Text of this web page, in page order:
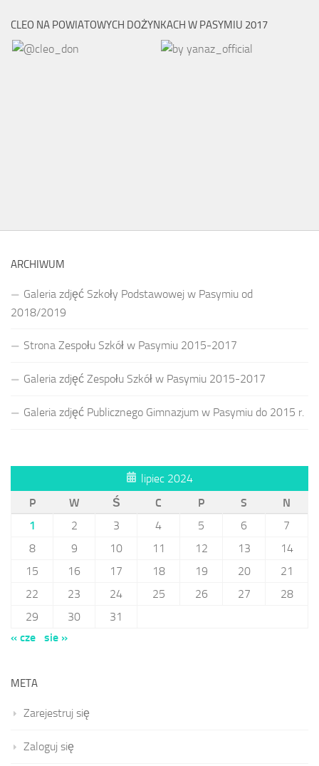
CLEO NA POWIATOWYCH DOŻYNKACH W PASYMIU 2017
ARCHIWUM
Galeria zdjęć Szkoły Podstawowej w Pasymiu od
2018/2019
Strona Zespołu Szkół w Pasymiu 2015-2017
Galeria zdjęć Zespołu Szkół w Pasymiu 2015-2017
Galeria zdjęć Publicznego Gimnazjum w Pasymiu do 2015 r.
lipiec 2024
P
W Ś C P S
N
1
2 3 4 5 6
7
8
9 10 11 12 13
14
15
16 17 18 19 20
21
22
23 24 25 26 27
28
29
30
31
« cze
sie »
META
Zarejestruj się
Zaloguj się